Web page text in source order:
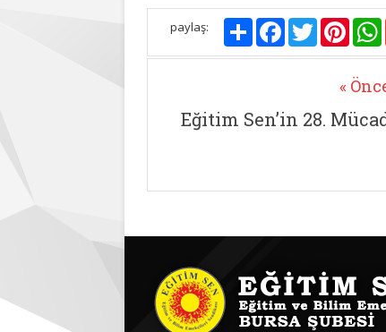
paylaş: PaylaşFacebook
Twitter
«
Eğitim Sen’in 28.